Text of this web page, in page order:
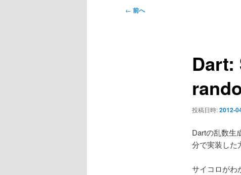
投
← 前へ
Dart:
投稿日時:2012-
Dartの乱数生
分で実装した
サイコロがわ